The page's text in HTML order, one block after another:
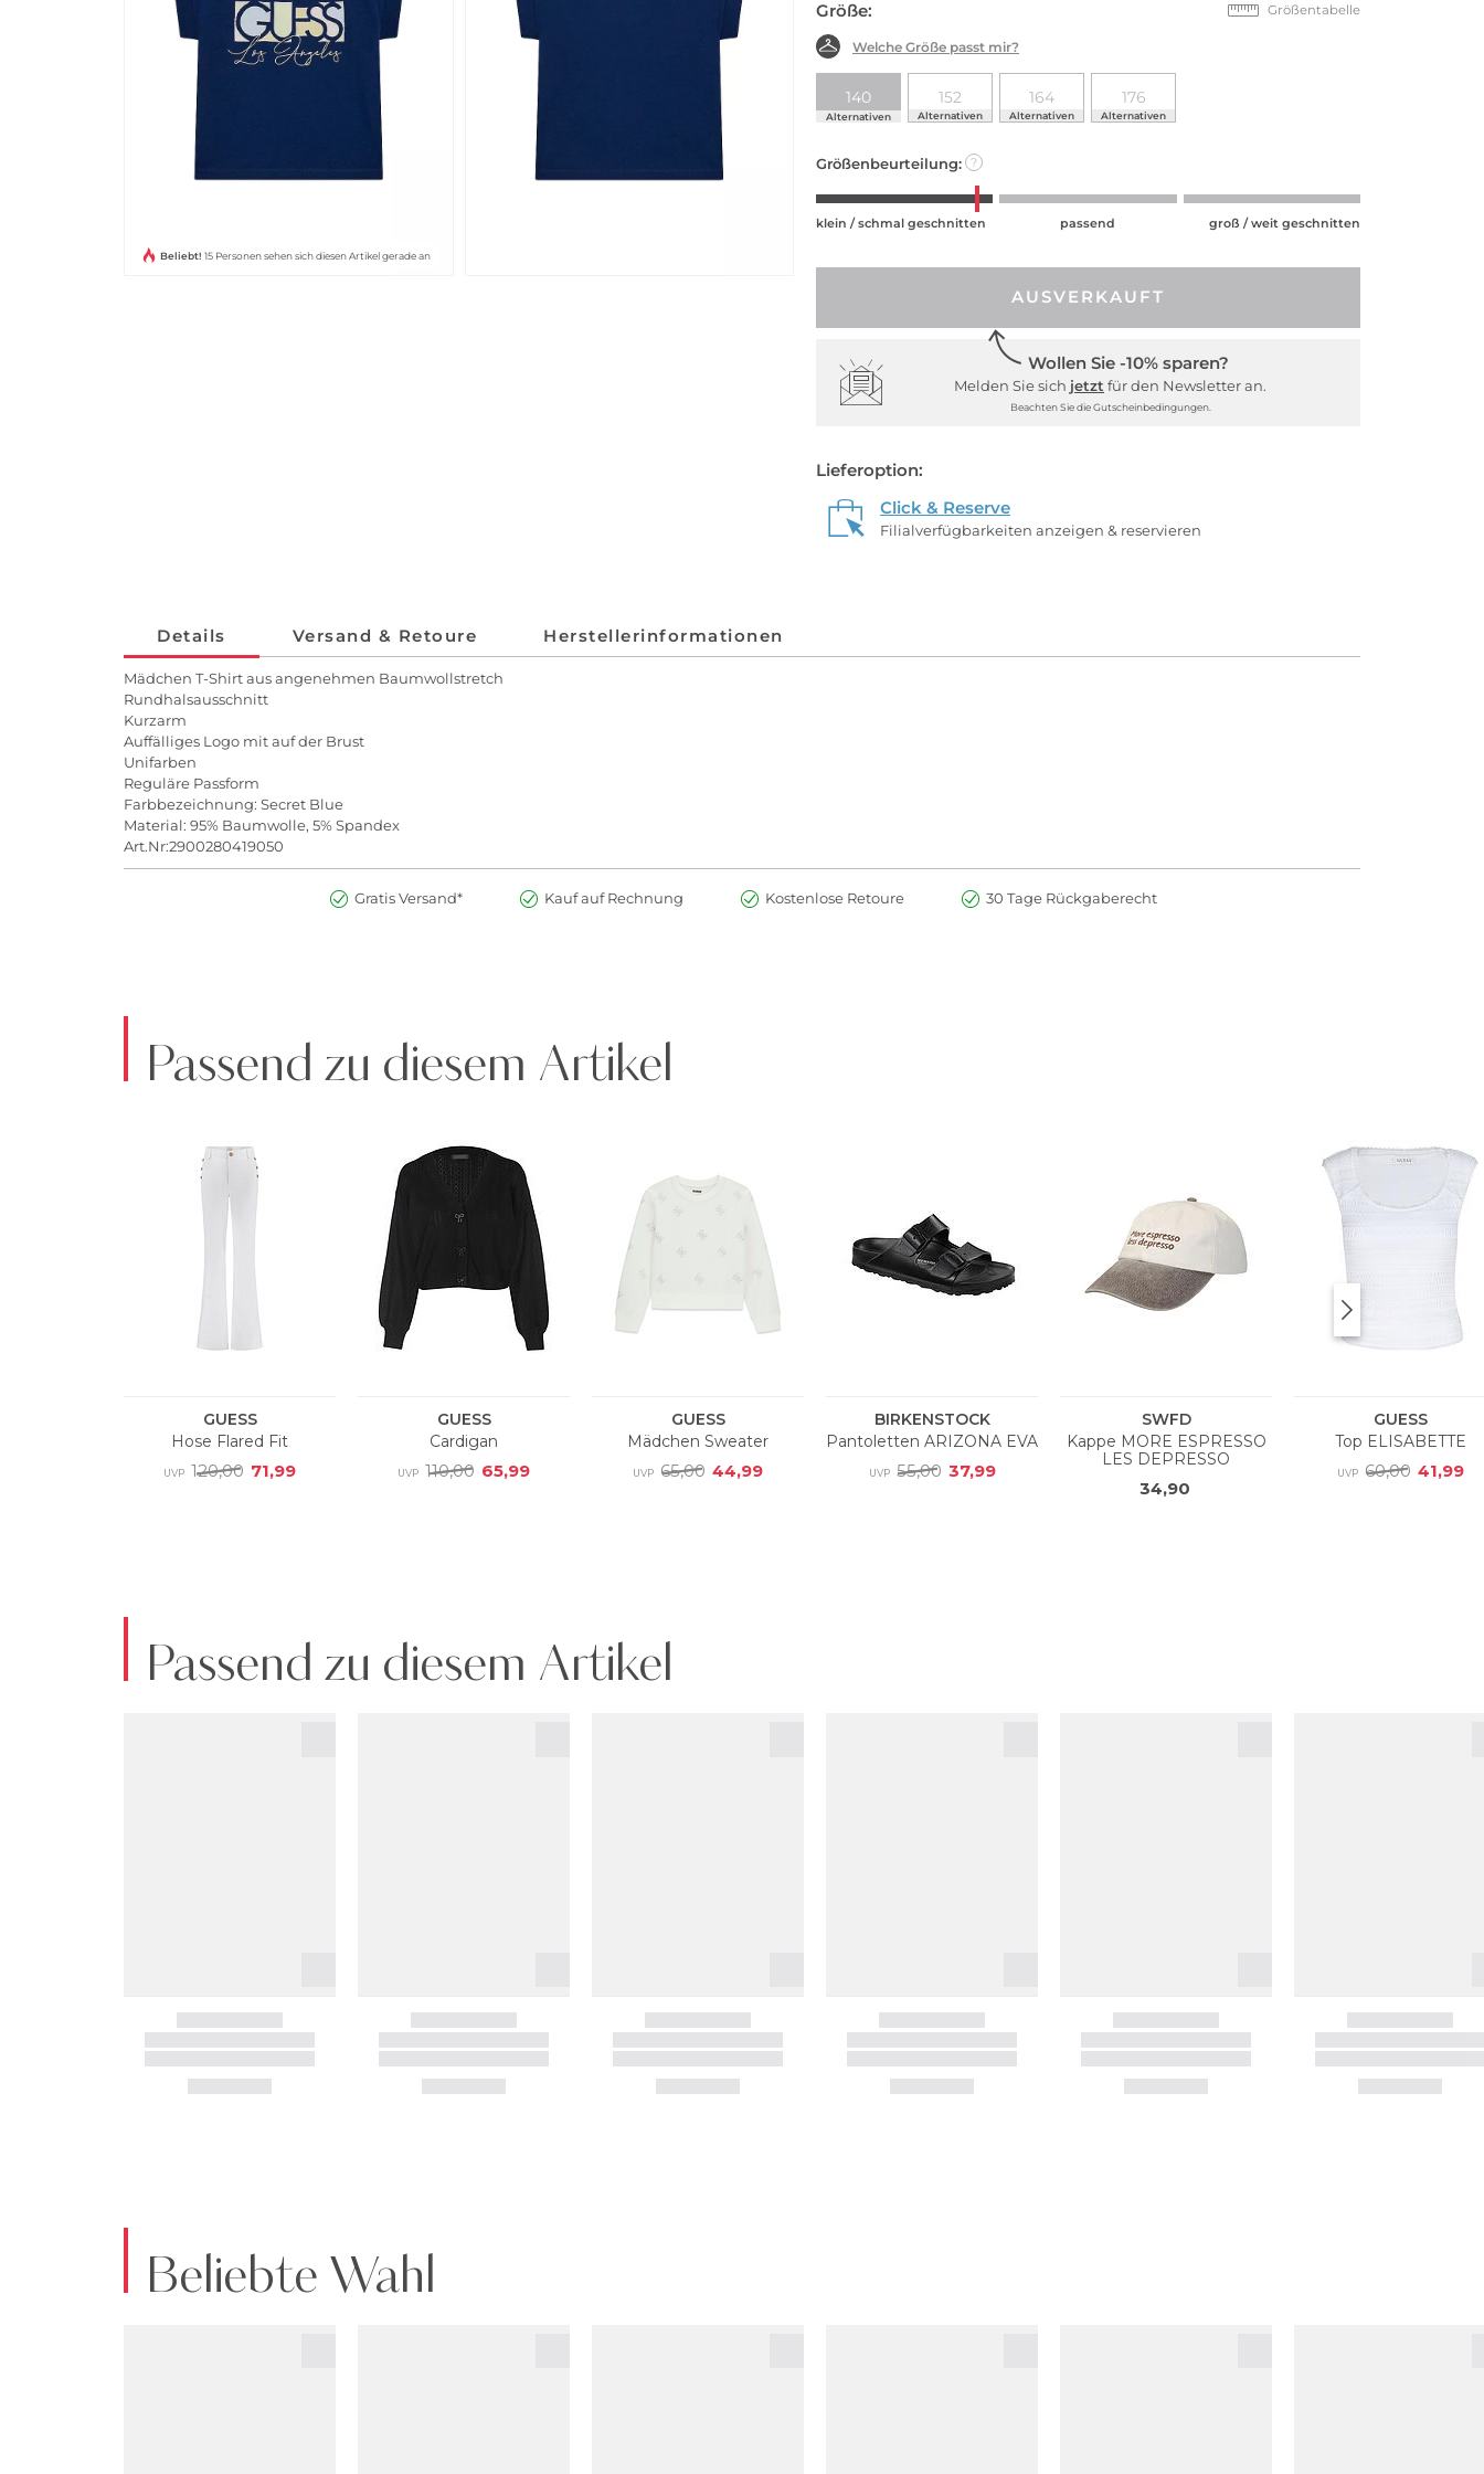
Beliebt! 15 Personen sehen sich diesen Artikel gerade an
Größe: Größentabelle
Welche Größe passt mir?
140
Alternativen
152
Alternativen
164
Alternativen
176
Alternativen
Größenbeurteilung: ?
klein / schmal geschnitten passend groß / weit geschnitten
AUSVERKAUFT
Wollen Sie -10% sparen?
Melden Sie sich jetzt für den Newsletter an.
Beachten Sie die Gutscheinbedingungen.
Lieferoption:
Click & Reserve
Filialverfügbarkeiten anzeigen & reservieren
Details Versand & Retoure Herstellerinformationen
Mädchen T-Shirt aus angenehmen Baumwollstretch
Rundhalsausschnitt
Kurzarm
Auffälliges Logo mit auf der Brust
Unifarben
Reguläre Passform
Farbbezeichnung: Secret Blue
Material: 95% Baumwolle, 5% Spandex
Art.Nr:2900280419050
Gratis Versand* Kauf auf Rechnung Kostenlose Retoure 30 Tage Rückgaberecht
Passend zu diesem Artikel
Passend zu diesem Artikel
Beliebte Wahl